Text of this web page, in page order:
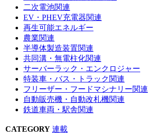
二次電池関連
EV・PHEV充電器関連
再生可能エネルギー
農業関連
半導体製造装置関連
共同溝・無電柱化関連
サーバーラック・エンクロジャー
特装車・バス・トラック関連
フリーザー・フードマシナリー関連
自動販売機・自動改札機関連
鉄道車両・駅舎関連
CATEGORY 連載